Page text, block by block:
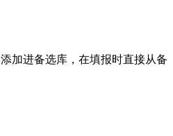
加进备选库，在填报时直接从备